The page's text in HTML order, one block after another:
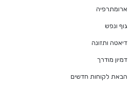
ארומתרפיה
גוף ונפש
דיאטה ותזונה
דמיון מודרך
הבאת לקוחות חדשים